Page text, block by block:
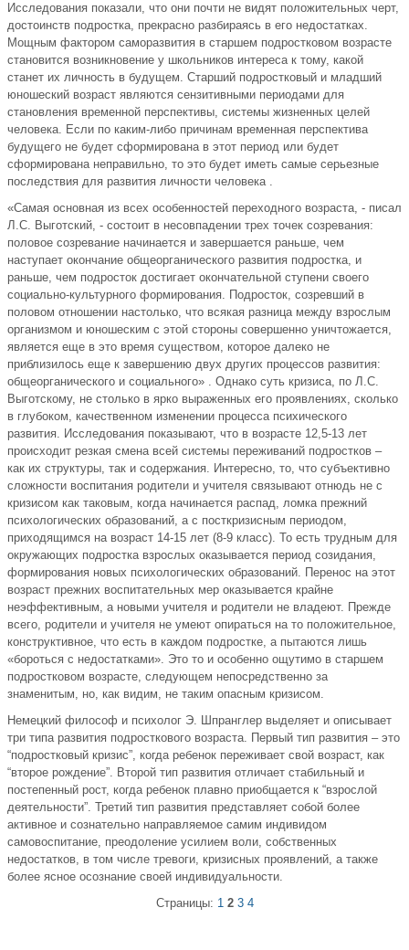
Исследования показали, что они почти не видят положительных черт,
достоинств подростка, прекрасно разбираясь в его недостатках.
Мощным фактором саморазвития в старшем подростковом возрасте
становится возникновение у школьников интереса к тому, какой
станет их личность в будущем. Старший подростковый и младший
юношеский возраст являются сензитивными периодами для
становления временной перспективы, системы жизненных целей
человека. Если по каким-либо причинам временная перспектива
будущего не будет сформирована в этот период или будет
сформирована неправильно, то это будет иметь самые серьезные
последствия для развития личности человека .
«Самая основная из всех особенностей переходного возраста, - писал
Л.С. Выготский, - состоит в несовпадении трех точек созревания:
половое созревание начинается и завершается раньше, чем
наступает окончание общеорганического развития подростка, и
раньше, чем подросток достигает окончательной ступени своего
социально-культурного формирования. Подросток, созревший в
половом отношении настолько, что всякая разница между взрослым
организмом и юношеским с этой стороны совершенно уничтожается,
является еще в это время существом, которое далеко не
приблизилось еще к завершению двух других процессов развития:
общеорганического и социального» . Однако суть кризиса, по Л.С.
Выготскому, не столько в ярко выраженных его проявлениях, сколько
в глубоком, качественном изменении процесса психического
развития. Исследования показывают, что в возрасте 12,5-13 лет
происходит резкая смена всей системы переживаний подростков –
как их структуры, так и содержания. Интересно, то, что субъективно
сложности воспитания родители и учителя связывают отнюдь не с
кризисом как таковым, когда начинается распад, ломка прежний
психологических образований, а с посткризисным периодом,
приходящимся на возраст 14-15 лет (8-9 класс). То есть трудным для
окружающих подростка взрослых оказывается период созидания,
формирования новых психологических образований. Перенос на этот
возраст прежних воспитательных мер оказывается крайне
неэффективным, а новыми учителя и родители не владеют. Прежде
всего, родители и учителя не умеют опираться на то положительное,
конструктивное, что есть в каждом подростке, а пытаются лишь
«бороться с недостатками». Это то и особенно ощутимо в старшем
подростковом возрасте, следующем непосредственно за
знаменитым, но, как видим, не таким опасным кризисом.
Немецкий философ и психолог Э. Шпранглер выделяет и описывает
три типа развития подросткового возраста. Первый тип развития – это
“подростковый кризис”, когда ребенок переживает свой возраст, как
“второе рождение”. Второй тип развития отличает стабильный и
постепенный рост, когда ребенок плавно приобщается к “взрослой
деятельности”. Третий тип развития представляет собой более
активное и сознательно направляемое самим индивидом
самовоспитание, преодоление усилием воли, собственных
недостатков, в том числе тревоги, кризисных проявлений, а также
более ясное осознание своей индивидуальности.
Страницы: 1 2 3 4